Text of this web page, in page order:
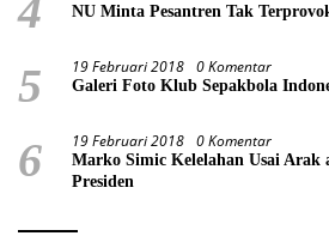
4 NU Minta Pesantren Tak
5 19 Februari 2018 0 Komentar
Galeri Foto Klub Sepakbola
6 19 Februari 2018 0 Komentar
Marko Simic Kelelahan Usai Arak
Presiden